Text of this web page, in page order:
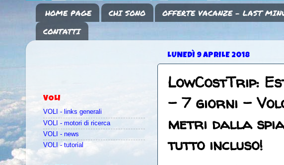
HOME PAGE CHI SONO OFFERTE VACANZE - LAST
CONTATTI
LUNEDÌ 9 APRILE 2018
LowCostTrip:
- 7 giorni -
metri dalla
tutto incluso!
VOLI
VOLI - links generali
VOLI - motori di ricerca
VOLI - news
VOLI - tutorial